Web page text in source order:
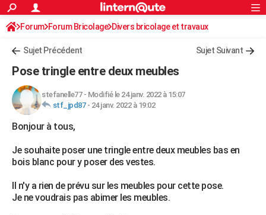
ACTUALITÉS
Politique
Société
Faits Divers
Education
Monde
Villes
+
FINANCE
Retraite
Impôts
Epargne
Immobilier
Risques naturels par ville
Banque
Assurance
Crédit
AUTO
Essais
Réserver un essai
Citadines
Berlines
SUV
Forum auto
+HIGH-TECH
Mobiles
Meilleur smartphone
Internet
Ordinateurs
Jeux vidéo
Guide high-tech
+BRICOLAGE
Forum
Aménagement intérieur
Extérieur
Cuisine
Salle de bains
Jardinage
Rangement
WEEK-END
Rechercher
S'inscrire
Connexion
Forum Forum Bricolage Divers bricolage et travaux
Sujet Précédent Sujet Suivant
Pose tringle entre deux meubles
stefanelle77- Modifié le 24 janv. 2022 à 15:07
stf_jpd87- 24 janv. 2022 à 19:02
Bonjour à tous,
Je souhaite poser une tringle entre deux meubles bas en
bois blanc pour y poser des vestes.
Il n'y a rien de prévu sur les meubles pour cette pose.
Je ne voudrais pas abimer les meubles.